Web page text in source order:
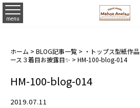
menu
ホーム > BLOG記事一覧 > ・トップス型紙作品
ース３着目お披露目✨ > HM-100-blog-014
HM-100-blog-014
2019.07.11